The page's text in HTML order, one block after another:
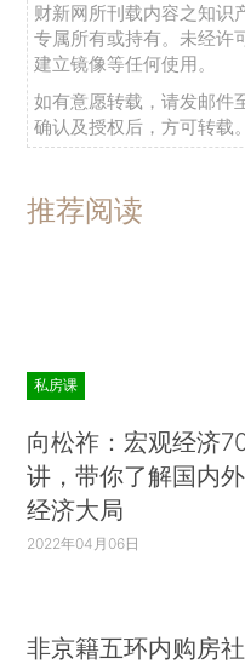
财新网所刊载内容之知识
专属所有或持有。未经许
建立镜像等任何使用。
如有意愿转载，请发邮件
确认及授权后，方可转载。
推荐阅读
私房课
向松祚：宏观经济
讲，带你了解国内外
经济大局
2022年04月06日
非京籍五环内购房